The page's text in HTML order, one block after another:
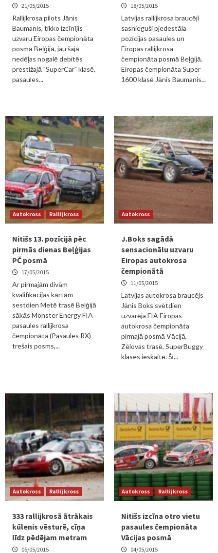
21/05/2015
Rallijkrosa pilots Jānis
Baumanis, tikko izcīnījis
uzvaru Eiropas čempionāta
posmā Beļģijā, jau šajā
nedēļas nogalē debitēs
prestižajā "SuperCar" klasē,
pasaules...
18/05/2015
Latvijas rallijkrosa braucēji
sasnieguši pjedestāla
pozīcijas pasaules un
Eiropas rallijkrosa
čempionāta posmā Beļģijā.
Eiropas čempionāta Super
1600 klasē Jānis Baumanis...
Autokross Rallijkross
Nitišs 13. pozīcijā pēc
pirmās dienas Beļģijas
PČ posmā
17/05/2015
Ar pirmajām divām
kvalifikācijas kārtām
sestdien Metē trasē Beļģijā
sākās Monster Energy FIA
pasaules rallijkrosa
čempionāta (Pasaules RX)
trešais posms,...
Autokross
J.Boks sagādā
sensacionālu uzvaru
Eiropas autokrosa
čempionātā
11/05/2015
Latvijas autokrosa braucējs
Jānis Boks svētdien
uzvarēja FIA Eiropas
autokrosa čempionāta
pirmajā posmā Vācijā,
Zēlovas trasē, SuperBuggy
klases ieskaitē. Šī...
Autokross Rallijkross
333 rallijkrosā ātrākais
kūlenis vēsturē, cīņa
līdz pēdējam metram
05/05/2015
Autokross Rallijkross
Nitišs izcīna otro vietu
pasaules čempionāta
Vācijas posmā
04/05/2015